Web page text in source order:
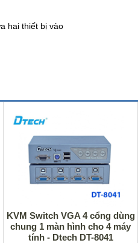
hai thiết bị vào
KVM Switch VGA 4 cổng dùng
chung 1 màn hình cho 4 máy
tính - Dtech DT-8041